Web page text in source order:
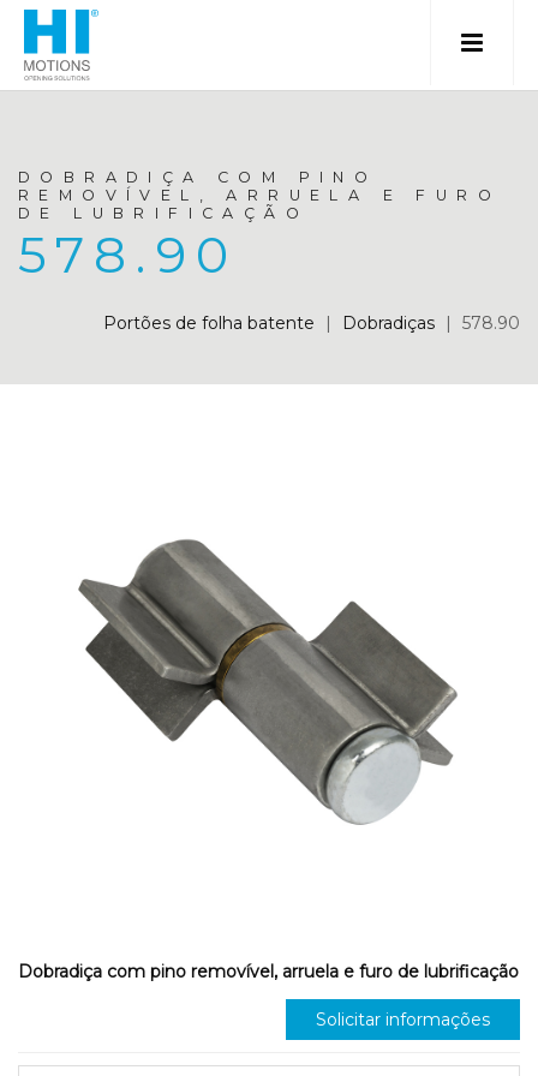
DOBRADIÇA COM PINO
REMOVÍVEL, ARRUELA E FURO
DE LUBRIFICAÇÃO
578.90
Portões de folha batente | Dobradiças | 578.90
Dobradiça com pino removível, arruela e furo de lubrificação
Solicitar informações